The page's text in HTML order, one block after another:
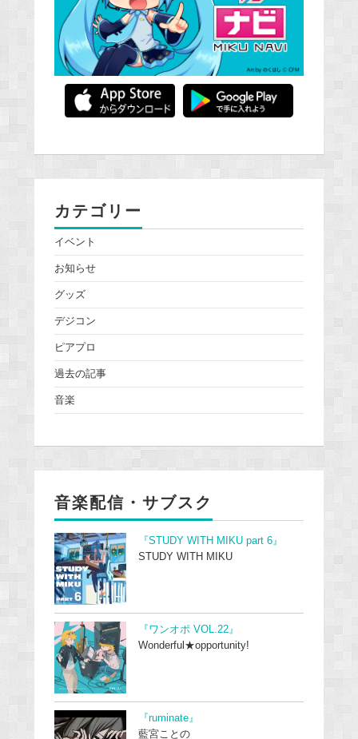
カテゴリー
イベント
お知らせ
グッズ
デジコン
ピアプロ
過去の記事
音楽
音楽配信・サブスク
『STUDY WITH MIKU part 6』
STUDY WITH MIKU
『ワンオポ VOL.22』
Wonderful★opportunity!
『ruminate』
藍宮ことの